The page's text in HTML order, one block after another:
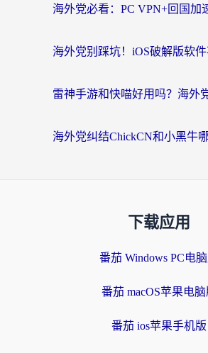
下载应用
番茄 Windows PC电
番茄 macOS苹果电脑
番茄 ios苹果手机版